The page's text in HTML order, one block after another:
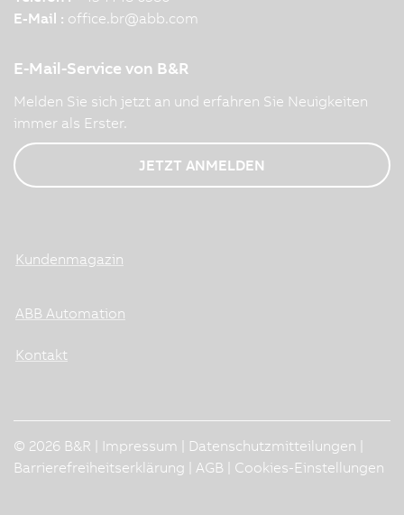
E-Mail : office.br@abb.com
E-Mail-Service von B&R
Melden Sie sich jetzt an und erfahren Sie Neuigkeiten
immer als Erster.
JETZT ANMELDEN
Kundenmagazin
ABB Automation
Kontakt
© 2026 B&R | Impressum Datenschutzmitteilungen
Barrierefreiheitserklärung
AGB Cookies-Einstellungen